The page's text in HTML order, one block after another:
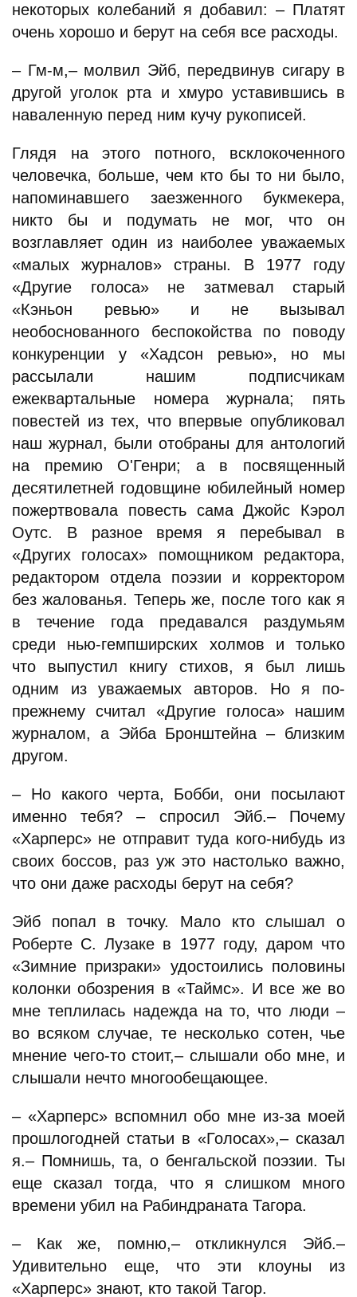
некоторых колебаний я добавил: – Платят
очень хорошо и берут на себя все расходы.
– Гм-м,– молвил Эйб, передвинув сигару в
другой уголок рта и хмуро уставившись в
наваленную перед ним кучу рукописей.
Глядя на этого потного, всклокоченного
человечка, больше, чем кто бы то ни было,
напоминавшего заезженного букмекера,
никто бы и подумать не мог, что он
возглавляет один из наиболее уважаемых
«малых журналов» страны. В 1977 году
«Другие голоса» не затмевал старый
«Кэньон ревью» и не вызывал
необоснованного беспокойства по поводу
конкуренции у «Хадсон ревью», но мы
рассылали нашим подписчикам
ежеквартальные номера журнала; пять
повестей из тех, что впервые опубликовал
наш журнал, были отобраны для антологий
на премию О'Генри; а в посвященный
десятилетней годовщине юбилейный номер
пожертвовала повесть сама Джойс Кэрол
Оутс. В разное время я перебывал в
«Других голосах» помощником редактора,
редактором отдела поэзии и корректором
без жалованья. Теперь же, после того как я
в течение года предавался раздумьям
среди нью-гемпширских холмов и только
что выпустил книгу стихов, я был лишь
одним из уважаемых авторов. Но я по-
прежнему считал «Другие голоса» нашим
журналом, а Эйба Бронштейна – близким
другом.
– Но какого черта, Бобби, они посылают
именно тебя? – спросил Эйб.– Почему
«Харперс» не отправит туда кого-нибудь из
своих боссов, раз уж это настолько важно,
что они даже расходы берут на себя?
Эйб попал в точку. Мало кто слышал о
Роберте С. Лузаке в 1977 году, даром что
«Зимние призраки» удостоились половины
колонки обозрения в «Таймс». И все же во
мне теплилась надежда на то, что люди –
во всяком случае, те несколько сотен, чье
мнение чего-то стоит,– слышали обо мне, и
слышали нечто многообещающее.
– «Харперс» вспомнил обо мне из-за моей
прошлогодней статьи в «Голосах»,– сказал
я.– Помнишь, та, о бенгальской поэзии. Ты
еще сказал тогда, что я слишком много
времени убил на Рабиндраната Тагора.
– Как же, помню,– откликнулся Эйб.–
Удивительно еще, что эти клоуны из
«Харперс» знают, кто такой Тагор.